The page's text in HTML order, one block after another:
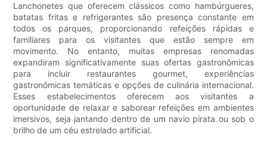
Lanchonetes que oferecem clássicos como hambúrgueres,
batatas fritas e refrigerantes são presença constante em
todos os parques, proporcionando refeições rápidas e
familiares para os visitantes que estão sempre em
movimento. No entanto, muitas empresas renomadas
expandiram significativamente suas ofertas gastronômicas
para incluir restaurantes gourmet, experiências
gastronômicas temáticas e opções de culinária internacional.
Esses estabelecimentos oferecem aos visitantes a
oportunidade de relaxar e saborear refeições em ambientes
imersivos, seja jantando dentro de um navio pirata ou sob o
brilho de um céu estrelado artificial.